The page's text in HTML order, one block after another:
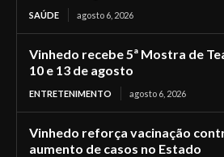
SAÚDE agosto 6, 2026
Vinhedo recebe 5ª Mostra de
10 e 13 de agosto
ENTRETENIMENTO agosto 6, 2026
Vinhedo reforça vacinação
aumento de casos no Estado